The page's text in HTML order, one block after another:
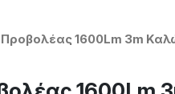
1600Lm 3m